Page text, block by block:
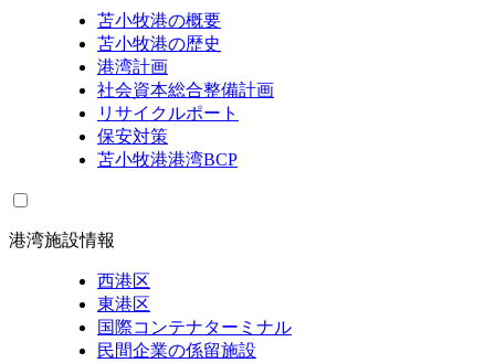
苫小牧港の概要
苫小牧港の歴史
港湾計画
社会資本総合整備計画
リサイクルポート
保安対策
苫小牧港港湾BCP
港湾施設情報
西港区
東港区
国際コンテナターミナル
民間企業の係留施設